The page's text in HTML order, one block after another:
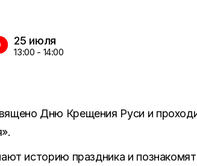
25 июля
13:00 - 14:00
Дню Крещения Руси и
историю праздника и